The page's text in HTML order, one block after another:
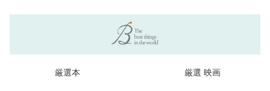
厳選本 厳選 映画